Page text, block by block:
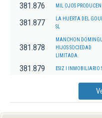
381.876 MIL OJOS PRODUCEN
381.877
LA HUERTA DEL
SL
381.878
MANCHON
HIJOS SOCIEDAD
LIMITADA.
381.879 ESIZ I INMOBILIARIO